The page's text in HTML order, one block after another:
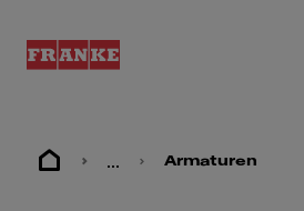
... Armaturen